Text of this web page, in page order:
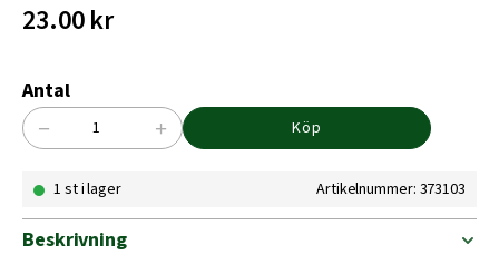
23.00kr
Antal
PROPP
75
− + Köp
1 st i lager Artikelnummer: 373103
Beskrivning